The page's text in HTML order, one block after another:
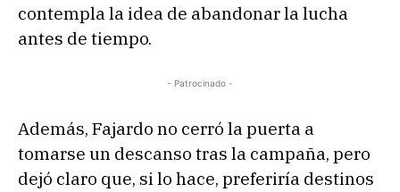
contempla la idea de abandonar la lucha
antes de tiempo.
- Patrocinado -
Además, Fajardo no cerró la puerta a
tomarse un descanso tras la campaña, pero
dejó claro que, si lo hace, preferiría destinos